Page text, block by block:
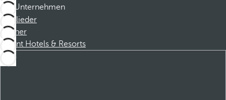
Unternehmen
Mitglieder
Partner
Dorint Hotels & Resorts